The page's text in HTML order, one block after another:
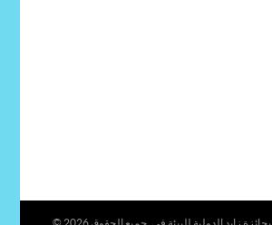
© 2026 .بجائزة زايد الدولية للبيئة في, جميع الحقوق